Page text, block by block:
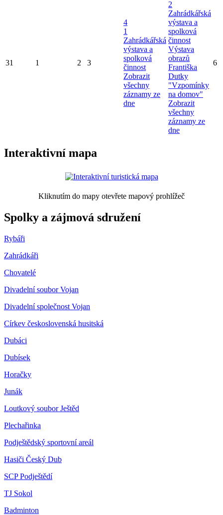
31 1 2 3
4
1
Zahrádkářská
výstava a
spolková
činnost
Zobrazit
všechny
záznamy ze
dne
2
Zahrádkářská
výstava a
spolková
činnost
Výstava
obrazů
Františka
Dutky
"Vzpomínky
na domov"
Zobrazit
všechny
záznamy ze
dne
6
Interaktivní mapa
Kliknutím do mapy otevřete mapový prohlížeč
Spolky a zájmová sdružení
Rybáři
Zahrádkáři
Chovatelé
Divadelní soubor Vojan
Divadelní společnost Vojan
Církev československá husitská
Dubáci
Dubísek
Horačky
Junák
Loutkový soubor Ještěd
Plechařinka
Podještědský sportovní areál
Hasiči Český Dub
SCP Podještědí
TJ Sokol
Badminton